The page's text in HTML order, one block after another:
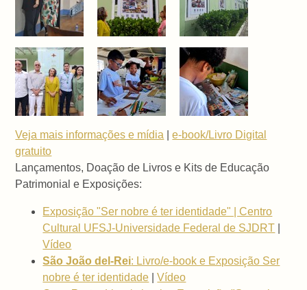
Veja mais informações e mídia |e-book/Livro Digital
gratuito
Lançamentos, Doação de Livros e Kits de Educação
Patrimonial e Exposições:
Exposição "Ser nobre é ter identidade" | Centro
Cultural UFSJ-Universidade Federal de SJDRT
Vídeo
São João del-Rei: Livro/e-book e Exposição Ser
nobre é ter identidade |Vídeo